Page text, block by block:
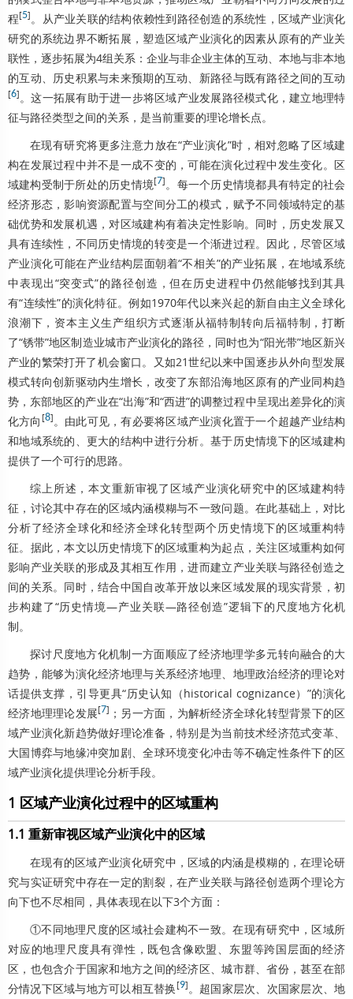
程[5] 。从产业关联的结构依赖性到路径创造的系统性，区域产业演化
研究的系统边界不断拓展，塑造区域产业演化的因素从原有的产业关
联性，逐步拓展为4组关系：企业与非企业主体的互动、本地与非本地
的互动、历史积累与未来预期的互动、新路径与既有路径之间的互动
[6] 。这一拓展有助于进一步将区域产业发展路径模式化，建立地理特
征与路径类型之间的关系，是当前重要的理论增长点。
在现有研究将更多注意力放在“产业演化”时，相对忽略了区域建
构在发展过程中并不是一成不变的，可能在演化过程中发生变化。区
域建构受制于所处的历史情境[7] 。每一个历史情境都具有特定的社会
经济形态，影响资源配置与空间分工的模式，赋予不同领域特定的基
础优势和发展机遇，对区域建构有着决定性影响。同时，历史发展又
具有连续性，不同历史情境的转变是一个渐进过程。因此，尽管区域
产业演化可能在产业结构层面朝着“不相关”的产业拓展，在地域系统
中表现出“突变式”的路径创造，但在历史进程中仍然能够找到其具
有“连续性”的演化特征。例如1970年代以来兴起的新自由主义全球化
浪潮下，资本主义生产组织方式逐渐从福特制转向后福特制，打断
了“锈带”地区制造业城市产业演化的路径，同时也为“阳光带”地区新兴
产业的繁荣打开了机会窗口。又如21世纪以来中国逐步从外向型发展
模式转向创新驱动内生增长，改变了东部沿海地区原有的产业同构趋
势，东部地区的产业在“出海”和“西进”的调整过程中呈现出差异化的演
化方向 [8] 。由此可见，有必要将区域产业演化置于一个超越产业结构
和地域系统的、更大的结构中进行分析。基于历史情境下的区域建构
提供了一个可行的思路。
综上所述，本文重新审视了区域产业演化研究中的区域建构特
征，讨论其中存在的区域内涵模糊与不一致问题。在此基础上，对比
分析了经济全球化和经济全球化转型两个历史情境下的区域重构特
征。据此，本文以历史情境下的区域重构为起点，关注区域重构如何
影响产业关联的形成及其相互作用，进而建立产业关联与路径创造之
间的关系。同时，结合中国自改革开放以来区域发展的现实背景，初
步构建了“历史情境—产业关联—路径创造”逻辑下的尺度地方化机
制。
探讨尺度地方化机制一方面顺应了经济地理学多元转向融合的大
趋势，能够为演化经济地理与关系经济地理、地理政治经济的理论对
话提供支撑，引导更具“历史认知（historical cognizance）”的演化
经济地理理论发展[7] ；另一方面，为解析经济全球化转型背景下的区
域产业演化新趋势做好理论准备，特别是为当前技术经济范式变革、
大国博弈与地缘冲突加剧、全球环境变化冲击等不确定性条件下的区
域产业演化提供理论分析手段。
1 区域产业演化过程中的区域重构
1.1 重新审视区域产业演化中的区域
在现有的区域产业演化研究中，区域的内涵是模糊的，在理论研
究与实证研究中存在一定的割裂，在产业关联与路径创造两个理论方
向下也不尽相同，具体表现在以下3个方面：
①不同地理尺度的区域社会建构不一致。在现有研究中，区域所
对应的地理尺度具有弹性，既包含像欧盟、东盟等跨国层面的经济
区，也包含介于国家和地方之间的经济区、城市群、省份，甚至在部
分情况下区域与地方可以相互替换 [9] 。超国家层次、次国家层次、地